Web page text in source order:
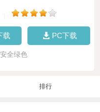
载 PC下载
全绿色
排行